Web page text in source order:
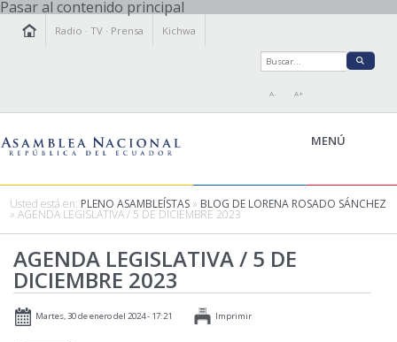
Pasar al contenido principal
Radio ·TV · Prensa Kichwa
A- A+
MENÚ
LEGISLAMOS
FISCALIZAMOS
TRANSPARENCIA
PRENSA
Usted está en: PLENO ASAMBLEÍSTAS » BLOG DE LORENA ROSADO SÁNCHEZ
» AGENDA LEGISLATIVA / 5 DE DICIEMBRE 2023
AGENDA LEGISLATIVA / 5 DE
DICIEMBRE 2023
Martes, 30 de enero del 2024 - 17:21 Imprimir